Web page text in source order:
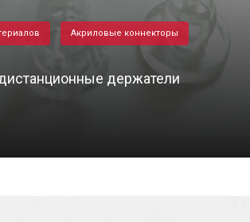
Акриловые коннекторы
держатели